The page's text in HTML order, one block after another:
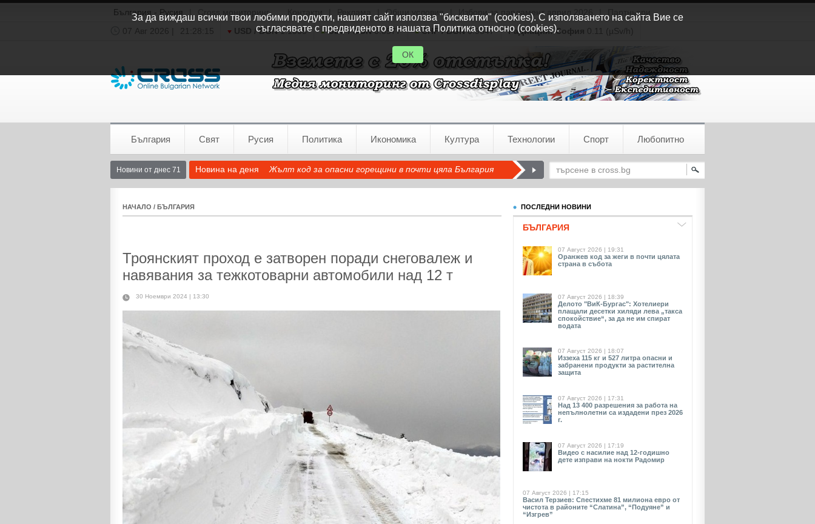
България - Русия Cross мониторинг Общи условия Избори за парламент април 2026
Партньори
07 Авг 2026 |
21:28:15 USD / BGN1.1535 GBP / BGN0.8577 CHF / BGN0.9347 Радиация:София 0.11 (µSv/h)
България Свят Русия Политика Икономика Култура Технологии Спорт Любопитно
Новини от днес 71 Новина на деня Жълт код за опасни горещини в почти цяла България
НАЧАЛО / БЪЛГАРИЯ
Троянският проход е затворен поради снеговалеж и
навявания за тежкотоварни автомобили над 12 т
30 Ноември 2024 | 13:30
ПОСЛЕДНИ НОВИНИ
БЪЛГАРИЯ
07 Август 2026 | 19:31
Оранжев код за жеги в почти цялата
страна в събота
07 Август 2026 | 18:39
Делото "ВиК-Бургас": Хотелиери
плащали десетки хиляди лева „такса
спокойствие“, за да не им спират
водата
07 Август 2026 | 18:07
Иззеха 115 кг и 527 литра опасни и
забранени продукти за растителна
защита
07 Август 2026 | 17:31
Над 13 400 разрешения за работа на
непълнолетни са издадени през 2026
г.
07 Август 2026 | 17:19
Видео с насилие над 12-годишно
дете изправи на нокти Радомир
07 Август 2026 | 17:15
Васил Терзиев: Спестихме 81 милиона евро от
чистота в районите “Слатина”, “Подуяне” и
“Изгрев”
За да виждаш всички твои любими продукти, нашият сайт използва "бисквитки" (cookies). С използването на сайта Вие се
съгласявате с предвиденото в нашата Политика относно (cookies).
ОК